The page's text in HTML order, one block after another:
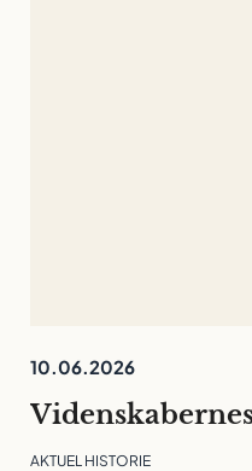
10.06.2026
AKTUEL HISTORIE